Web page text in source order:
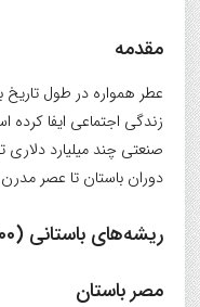
مقدمه
عطر همواره در طول
زندگی اجتماعی ایفا کرده
صنعتی چند میلیارد دلاری
دوران باستان تا عصر
ریشه‌های باستانی (3500 ق.م – 476 م)
مصر باستان